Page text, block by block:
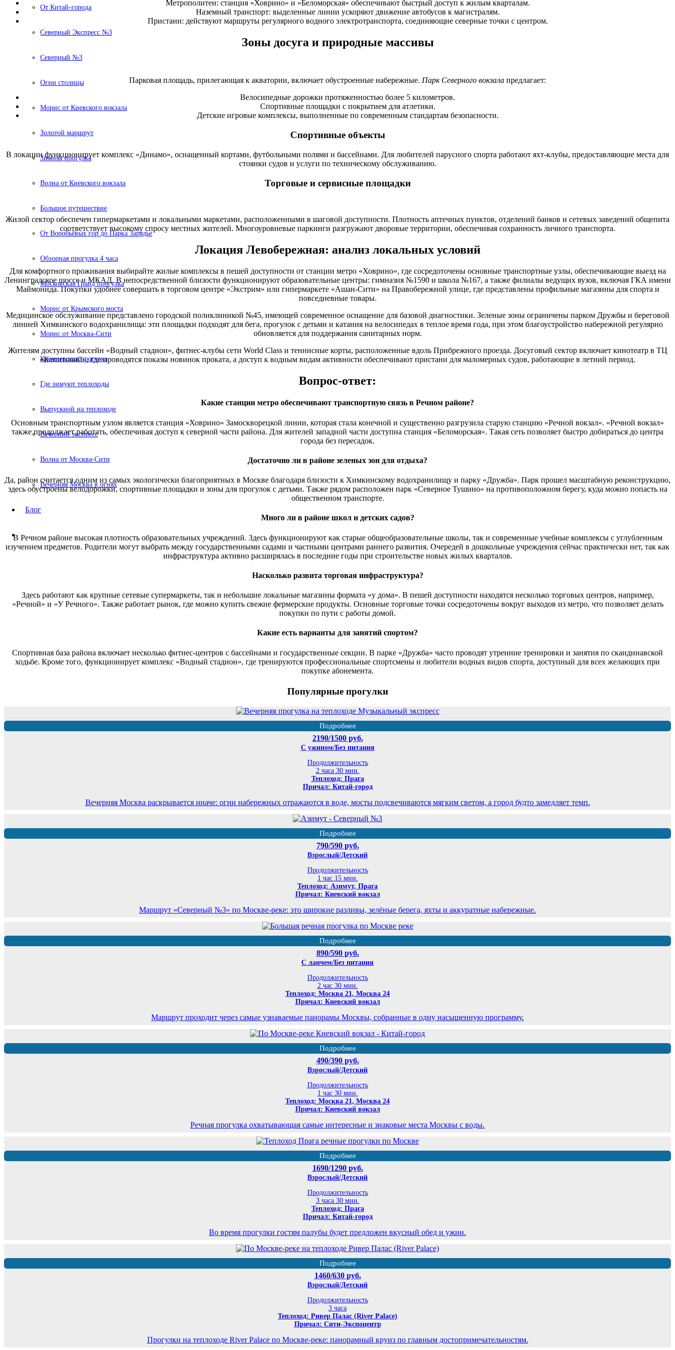
От Китай-города
Северный Экспресс №3
Северный №3
Огни столицы
Морис от Киевского вокзала
Золотой маршрут
Зимняя прогулка
Волна от Киевского вокзала
Большое путешествие
От Воробьёвых гор до Парка Зарядье
Обзорная прогулка 4 часа
Московская Гранд прогулка
Морис от Крымского моста
Морис от Москва-Сити
Кремлевская прогулка
Где зимуют теплоходы
Выпускной на теплоходе
Вечерний экспресс
Волна от Москва-Сити
Вечерняя Москва в огнях
Блог
Метрополитен: станция «Ховрино» и «Беломорская» обеспечивают быстрый доступ к жилым кварталам.
Наземный транспорт: выделенные линии ускоряют движение автобусов к магистралям.
Пристани: действуют маршруты регулярного водного электротранспорта, соединяющие северные точки с центром.
Зоны досуга и природные массивы
Парковая площадь, прилегающая к акватории, включает обустроенные набережные. Парк Северного вокзала предлагает:
Велосипедные дорожки протяженностью более 5 километров.
Спортивные площадки с покрытием для атлетики.
Детские игровые комплексы, выполненные по современным стандартам безопасности.
Спортивные объекты
В локации функционирует комплекс «Динамо», оснащенный кортами, футбольными полями и бассейнами. Для любителей парусного спорта работают яхт-клубы, предоставляющие места для
стоянки судов и услуги по техническому обслуживанию.
Торговые и сервисные площадки
Жилой сектор обеспечен гипермаркетами и локальными маркетами, расположенными в шаговой доступности. Плотность аптечных пунктов, отделений банков и сетевых заведений общепита
соответствует высокому спросу местных жителей. Многоуровневые паркинги разгружают дворовые территории, обеспечивая сохранность личного транспорта.
Локация Левобережная: анализ локальных условий
Для комфортного проживания выбирайте жилые комплексы в пешей доступности от станции метро «Ховрино», где сосредоточены основные транспортные узлы, обеспечивающие выезд на
Ленинградское шоссе и МКАД. В непосредственной близости функционируют образовательные центры: гимназия №1590 и школа №167, а также филиалы ведущих вузов, включая ГКА имени
Маймонида. Покупки удобнее совершать в торговом центре «Экстрим» или гипермаркете «Ашан-Сити» на Правобережной улице, где представлены профильные магазины для спорта и
повседневные товары.
Медицинское обслуживание представлено городской поликлиникой №45, имеющей современное оснащение для базовой диагностики. Зеленые зоны ограничены парком Дружбы и береговой
линией Химкинского водохранилища: эти площадки подходят для бега, прогулок с детьми и катания на велосипедах в теплое время года, при этом благоустройство набережной регулярно
обновляется для поддержания санитарных норм.
Жителям доступны бассейн «Водный стадион», фитнес-клубы сети World Class и теннисные корты, расположенные вдоль Прибрежного проезда. Досуговый сектор включает кинотеатр в ТЦ
«Капитолий», где проводятся показы новинок проката, а доступ к водным видам активности обеспечивают пристани для маломерных судов, работающие в летний период.
Вопрос-ответ:
Какие станции метро обеспечивают транспортную связь в Речном районе?
Основным транспортным узлом является станция «Ховрино» Замоскворецкой линии, которая стала конечной и существенно разгрузила старую станцию «Речной вокзал». «Речной вокзал»
также продолжает работать, обеспечивая доступ к северной части района. Для жителей западной части доступна станция «Беломорская». Такая сеть позволяет быстро добираться до центра
города без пересадок.
Достаточно ли в районе зеленых зон для отдыха?
Да, район считается одним из самых экологически благоприятных в Москве благодаря близости к Химкинскому водохранилищу и парку «Дружба». Парк прошел масштабную реконструкцию,
здесь обустроены велодорожки, спортивные площадки и зоны для прогулок с детьми. Также рядом расположен парк «Северное Тушино» на противоположном берегу, куда можно попасть на
общественном транспорте.
Много ли в районе школ и детских садов?
В Речном районе высокая плотность образовательных учреждений. Здесь функционируют как старые общеобразовательные школы, так и современные учебные комплексы с углубленным
изучением предметов. Родители могут выбрать между государственными садами и частными центрами раннего развития. Очередей в дошкольные учреждения сейчас практически нет, так как
инфраструктура активно расширялась в последние годы при строительстве новых жилых кварталов.
Насколько развита торговая инфраструктура?
Здесь работают как крупные сетевые супермаркеты, так и небольшие локальные магазины формата «у дома». В пешей доступности находятся несколько торговых центров, например,
«Речной» и «У Речного». Также работает рынок, где можно купить свежие фермерские продукты. Основные торговые точки сосредоточены вокруг выходов из метро, что позволяет делать
покупки по пути с работы домой.
Какие есть варианты для занятий спортом?
Спортивная база района включает несколько фитнес-центров с бассейнами и государственные секции. В парке «Дружба» часто проводят утренние тренировки и занятия по скандинавской
ходьбе. Кроме того, функционирует комплекс «Водный стадион», где тренируются профессиональные спортсмены и любители водных видов спорта, доступный для всех желающих при
покупке абонемента.
Популярные прогулки
Подробнее
2190/1500 руб.
С ужином/Без питания
Продолжительность
2 часа 30 мин.
Теплоход: Прага
Причал: Китай-город
Вечерняя Москва раскрывается иначе: огни набережных отражаются в воде, мосты подсвечиваются мягким светом, а город будто замедляет темп.
Подробнее
790/590 руб.
Взрослый/Детский
Продолжительность
1 час 15 мин.
Теплоход: Азимут, Прага
Причал: Киевский вокзал
Маршрут «Северный №3» по Москве-реке: это широкие разливы, зелёные берега, яхты и аккуратные набережные.
Подробнее
890/590 руб.
С ланчем/Без питания
Продолжительность
2 час 30 мин.
Теплоход: Москва 21, Москва 24
Причал: Киевский вокзал
Маршрут проходит через самые узнаваемые панорамы Москвы, собранные в одну насыщенную программу.
Подробнее
490/390 руб.
Взрослый/Детский
Продолжительность
1 час 30 мин.
Теплоход: Москва 21, Москва 24
Причал: Киевский вокзал
Речная прогулка охватывающая самые интересные и знаковые места Москвы с воды.
Подробнее
1690/1290 руб.
Взрослый/Детский
Продолжительность
3 часа 30 мин.
Теплоход: Прага
Причал: Китай-город
Во время прогулки гостям палубы будет предложен вкусный обед и ужин.
Подробнее
1460/630 руб.
Взрослый/Детский
Продолжительность
3 часа
Теплоход: Ривер Палас (River Palace)
Причал: Сити-Экспоцентр
Прогулки на теплоходе River Palace по Москве-реке: панорамный круиз по главным достопримечательностям.